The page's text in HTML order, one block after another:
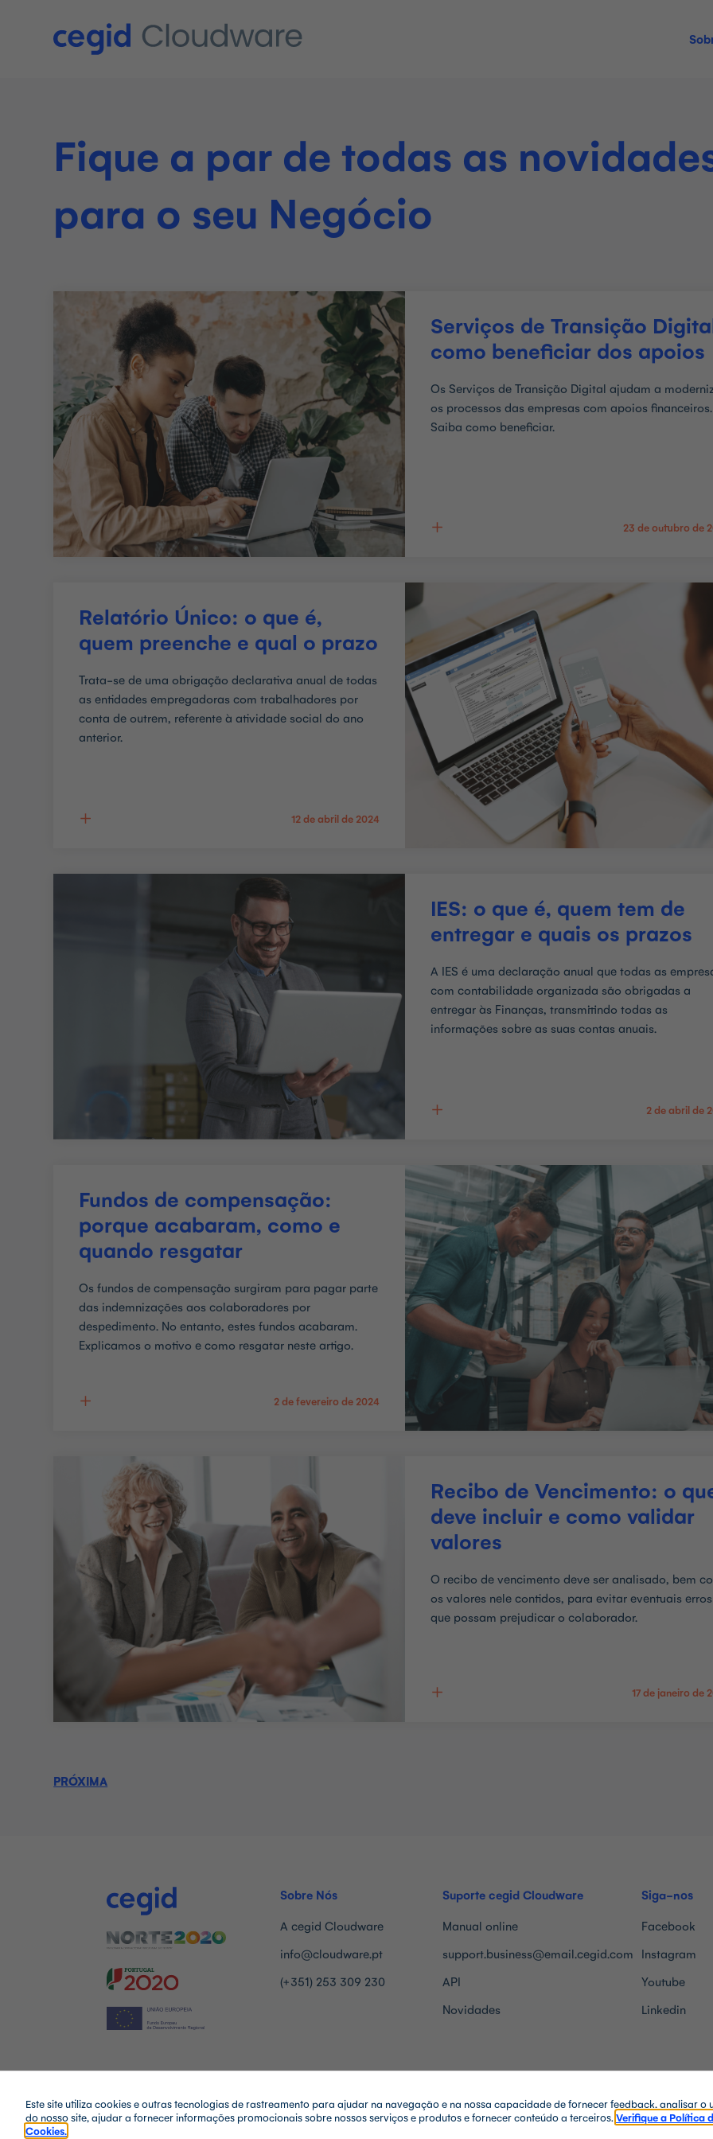
Este site utiliza cookies e outras tecnologias de rastreamento para ajudar na navegação e na nossa capacidade de fornecer feedback, analisar o
do nosso site, ajudar a fornecer informações promocionais sobre nossos serviços e produtos e fornecer conteúdo a terceiros. Verifique a Política
Cookies.
Fique a par de todas as
para o seu Negócio
Serviços de Transição
como beneficiar dos apoios
Os Serviços de Transição Digital ajudam a
os processos das empresas com apoios financeiros.
Saiba como beneficiar.
23 de outubro de
Relatório Único: o que é,
quem preenche e qual o prazo
Trata-se de uma obrigação declarativa anual de todas
as entidades empregadoras com trabalhadores por
conta de outrem, referente à atividade social do ano
anterior.
12 de abril de 2024
IES: o que é, quem tem de
entregar e quais os prazos
A IES é uma declaração anual que todas as
com contabilidade organizada são obrigadas a
entregar às Finanças, transmitindo todas as
informações sobre as suas contas anuais.
2 de abril de
Fundos de compensação:
porque acabaram, como e
quando resgatar
Os fundos de compensação surgiram para pagar parte
das indemnizações aos colaboradores por
despedimento. No entanto, estes fundos acabaram.
Explicamos o motivo e como resgatar neste artigo.
2 de fevereiro de 2024
Recibo de Vencimento: o
deve incluir e como validar
valores
O recibo de vencimento deve ser analisado, bem
os valores nele contidos, para evitar eventuais erros
que possam prejudicar o colaborador.
17 de janeiro de
PRÓXIMA
Sobre Nós
A cegid Cloudware
info@cloudware.pt
(+351) 253 309 230
Suporte cegid Cloudware
Manual online
support.business@email.cegid.com
API
Novidades
Siga-nos
Facebook
Instagram
Youtube
Linkedin
TERMOS & CONDIÇÕES POLÍTICA DE PRIVACIDADE CANAL ÉTICO